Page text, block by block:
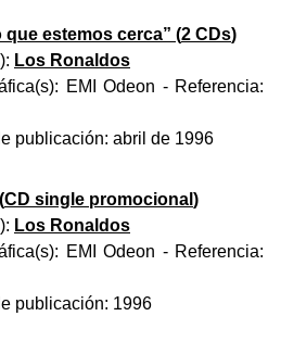
que estemos cerca” (2 CDs)
Los Ronaldos
EMI Odeon - Referencia:
publicación: abril de 1996
CD single promocional )
Los Ronaldos
EMI Odeon - Referencia:
publicación: 1996